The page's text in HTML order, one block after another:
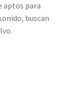
aptos para
buscan